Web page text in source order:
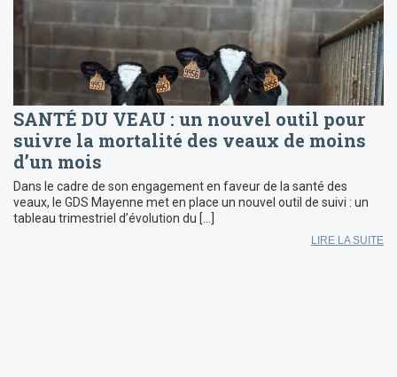
SANTÉ DU VEAU : un nouvel outil pour
suivre la mortalité des veaux de moins
d’un mois
Dans le cadre de son engagement en faveur de la santé des
veaux, le GDS Mayenne met en place un nouvel outil de suivi : un
tableau trimestriel d’évolution du […]
LIRE LA SUITE